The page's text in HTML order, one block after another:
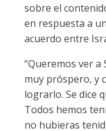
sobre el
en respuesta a
acuerdo entre
“Queremos ver
muy próspero, y
lograrlo. Se dice
Todos hemos
no hubieras